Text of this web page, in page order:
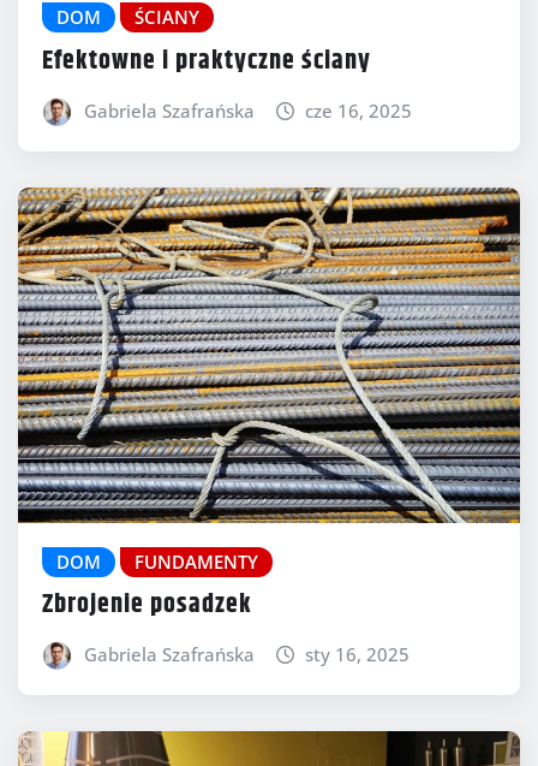
DOM ŚCIANY
Efektowne i praktyczne ściany
Gabriela Szafrańska cze 16, 2025
DOM FUNDAMENTY
Zbrojenie posadzek
Gabriela Szafrańska sty 16, 2025